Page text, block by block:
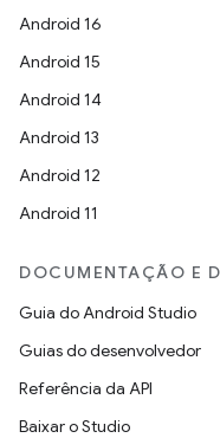
Android 16
Android 15
Android 14
Android 13
Android 12
Android 11
DOCUMENTAÇÃO E
Guia do Android Studio
Guias do desenvolvedor
Referência da API
Baixar o Studio